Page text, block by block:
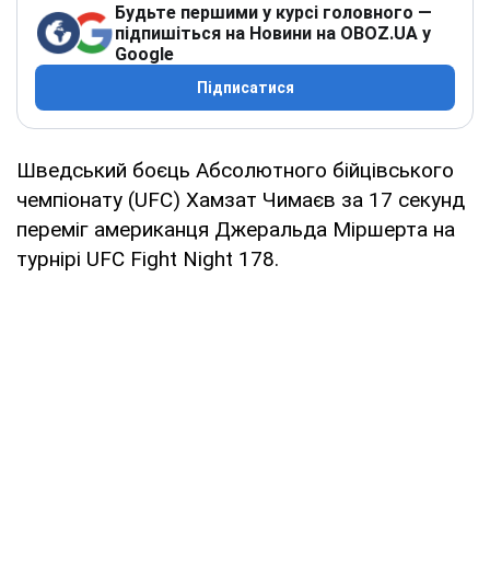
Будьте першими у курсі головного —
підпишіться на Новини на OBOZ.UA у
Google
Підписатися
Шведський боєць Абсолютного бійцівського
чемпіонату (UFC) Хамзат Чимаєв за 17 секунд
переміг американця Джеральда Міршерта на
турнірі UFC Fight Night 178.